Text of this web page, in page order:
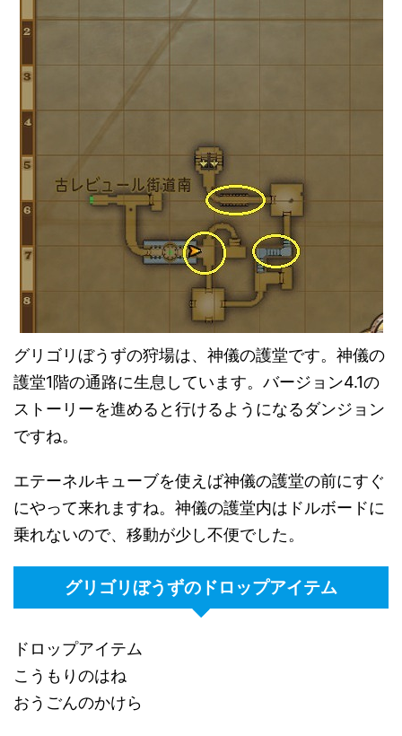
グリゴリぼうずの狩場は、神儀の護堂です。神儀の
護堂1階の通路に生息しています。バージョン4.1の
ストーリーを進めると行けるようになるダンジョン
ですね。
エテーネルキューブを使えば神儀の護堂の前にすぐ
にやって来れますね。神儀の護堂内はドルボードに
乗れないので、移動が少し不便でした。
グリゴリぼうずのドロップアイテム
ドロップアイテム
こうもりのはね
おうごんのかけら